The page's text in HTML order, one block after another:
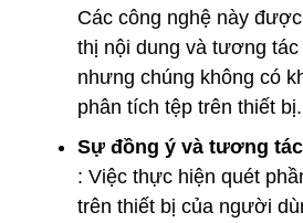
Các công nghệ này
thị nội dung và tương
nhưng chúng không có
phân tích tệp trên thiết bị.
Sự đồng ý và tương
: Việc thực hiện quét
trên thiết bị của người